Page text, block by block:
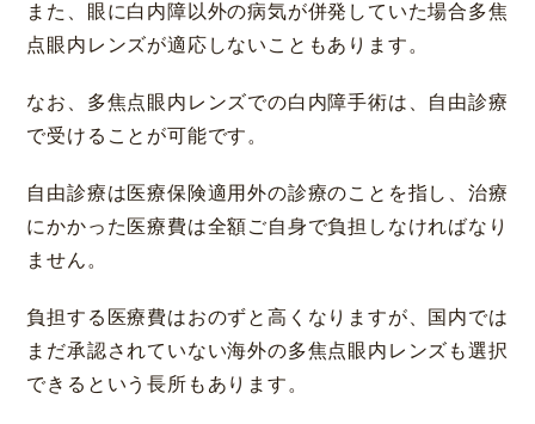
また、眼に白内障以外の病気が併発していた場合多焦
点眼内レンズが適応しないこともあります。
なお、多焦点眼内レンズでの白内障手術は、自由診療
で受けることが可能です。
自由診療は医療保険適用外の診療のことを指し、治療
にかかった医療費は全額ご自身で負担しなければなり
ません。
負担する医療費はおのずと高くなりますが、国内では
まだ承認されていない海外の多焦点眼内レンズも選択
できるという長所もあります。